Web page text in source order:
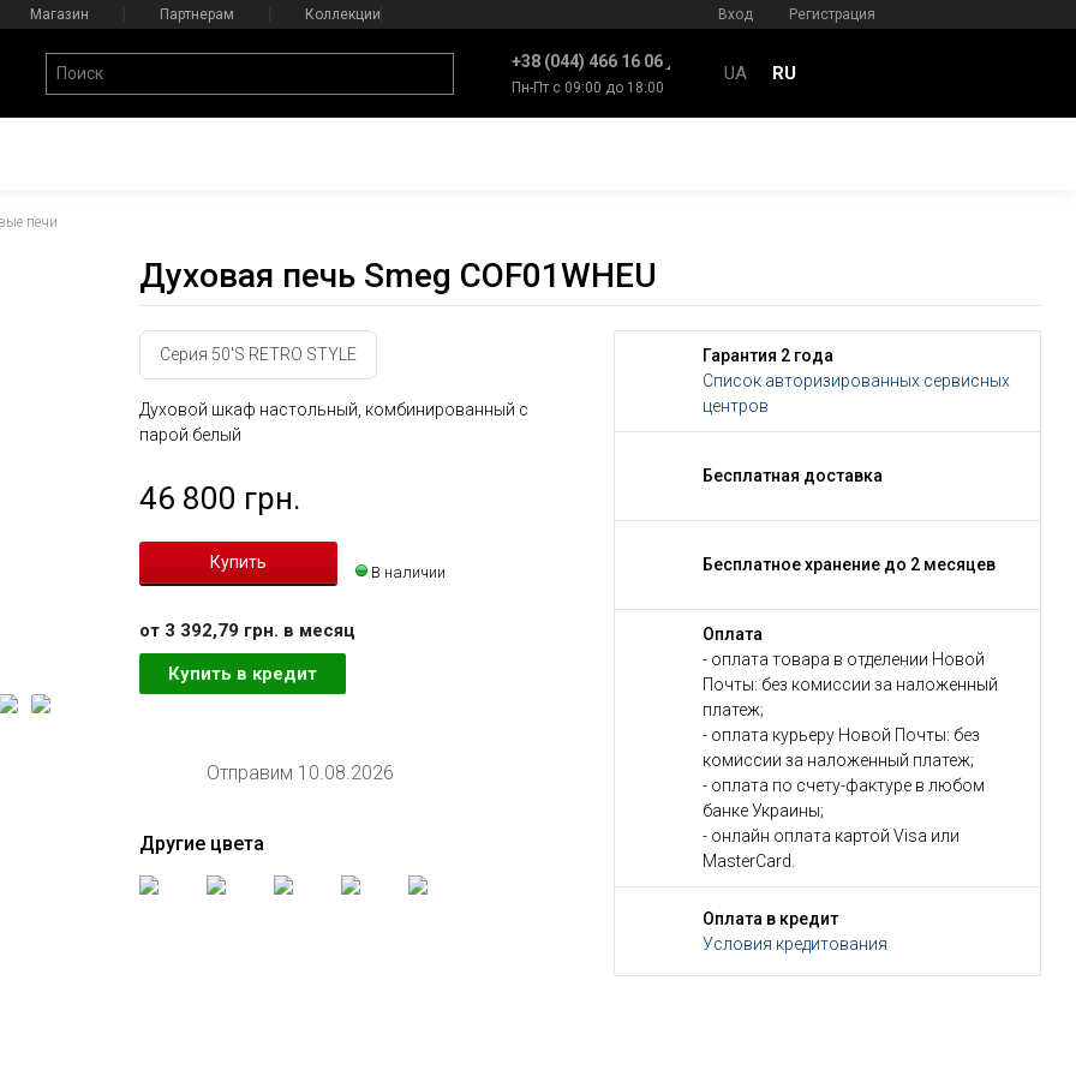
Магазин Партнерам Коллекции Вход Регистрация
+38 (044) 466 16 06
Пн-Пт с 09:00 до 18:00
UA RU
печи
Духовая печь Smeg COF01WHEU
Серия 50'S RETRO STYLE
Духовой шкаф настольный, комбинированный с
парой белый
46 800 грн.
В наличии
от 3 392,79 грн. в месяц
Купить в кредит
Отправим 10.08.2026
Другие цвета
Гарантия 2 года
Список авторизированных сервисных
центров
Бесплатная доставка
Бесплатное хранение до 2 месяцев
Оплата
- оплата товара в отделении Новой
Почты: без комиссии за наложенный
платеж;
- оплата курьеру Новой Почты: без
комиссии за наложенный платеж;
- оплата по счету-фактуре в любом
банке Украины;
- онлайн оплата картой Visa или
MasterCard.
Оплата в кредит
Условия кредитования